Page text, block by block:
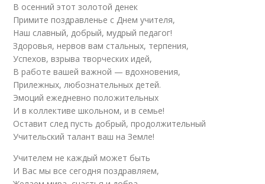
В осенний этот золотой денек
Примите поздравленье с Днем учителя,
Наш славный, добрый, мудрый педагог!
Здоровья, нервов вам стальных, терпения,
Успехов, взрыва творческих идей,
В работе вашей важной — вдохновения,
Прилежных, любознательных детей.
Эмоций ежедневно положительных
И в коллективе школьном, и в семье!
Оставит след пусть добрый, продолжительный
Учительский талант ваш на Земле!
Учителем не каждый может быть
И Вас мы все сегодня поздравляем,